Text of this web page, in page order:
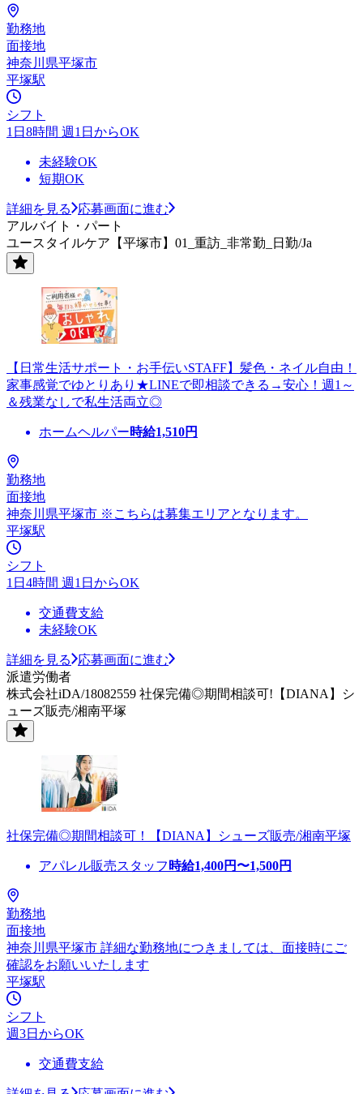
勤務地
面接地
神奈川県平塚市
平塚駅
シフト
1日8時間 週1日からOK
未経験OK
短期OK
詳細を見る
応募画面に進む
アルバイト・パート
ユースタイルケア【平塚市】01_重訪_非常勤_日勤/Ja
【日常生活サポート・お手伝いSTAFF】髪色・ネイル自由！
家事感覚でゆとりあり★LINEで即相談できる→安心！週1～
＆残業なしで私生活両立◎
ホームヘルパー時給1,510円
勤務地
面接地
神奈川県平塚市 ※こちらは募集エリアとなります。
平塚駅
シフト
1日4時間 週1日からOK
交通費支給
未経験OK
詳細を見る
応募画面に進む
派遣労働者
株式会社iDA/18082559 社保完備◎期間相談可!【DIANA】シ
ューズ販売/湘南平塚
社保完備◎期間相談可！【DIANA】シューズ販売/湘南平塚
アパレル販売スタッフ 時給1,400円〜1,500円
勤務地
面接地
神奈川県平塚市 詳細な勤務地につきましては、面接時にご
確認をお願いいたします
平塚駅
シフト
週3日からOK
交通費支給